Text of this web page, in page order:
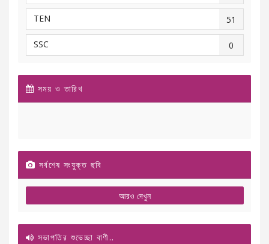
TEN 51
SSC 0
সময় ও তারিখ
সর্বশেষ সংযুক্ত ছবি
আরও দেখুন
সভাপতির শুভেচ্ছা বাণী..